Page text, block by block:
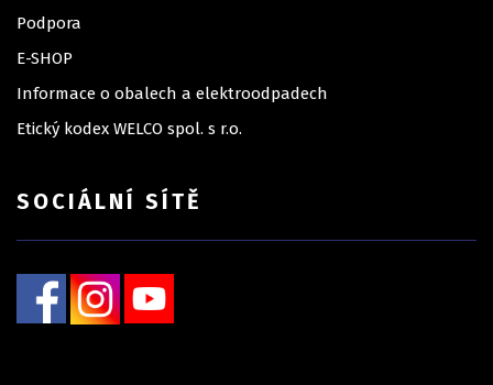
Podpora
E-SHOP
Informace o obalech a elektroodpadech
Etický kodex WELCO spol. s r.o.
SOCIÁLNÍ SÍTĚ